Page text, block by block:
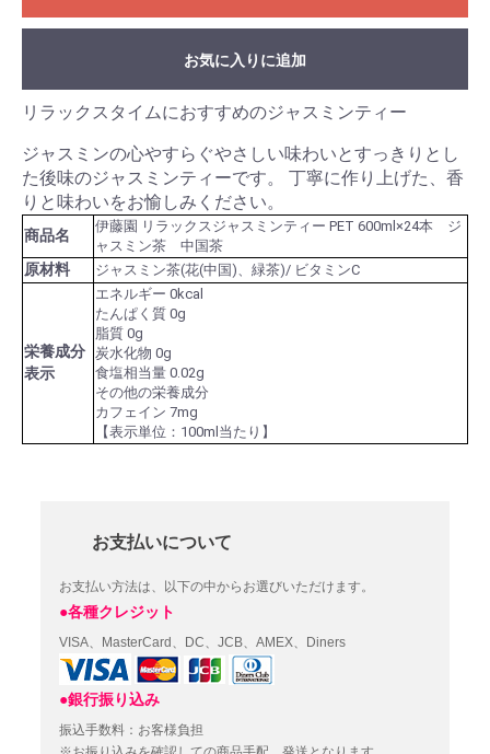
お気に入りに追加
リラックスタイムにおすすめのジャスミンティー
ジャスミンの心やすらぐやさしい味わいとすっきりとし
た後味のジャスミンティーです。 丁寧に作り上げた、香
りと味わいをお愉しみください。
商品名
伊藤園 リラックスジャスミンティー PET 600ml×24本 ジ
ャスミン茶 中国茶
原材料 ジャスミン茶(花(中国)、緑茶)/ ビタミンC
栄養成分
表示
エネルギー 0kcal
たんぱく質 0g
脂質 0g
炭水化物 0g
食塩相当量 0.02g
その他の栄養成分
カフェイン 7mg
【表示単位：100ml当たり】
お支払いについて
お支払い方法は、以下の中からお選びいただけます。
●各種クレジット
VISA、MasterCard、DC、JCB、AMEX、Diners
●銀行振り込み
振込手数料：お客様負担